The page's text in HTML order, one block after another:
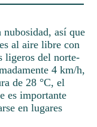
nubosidad, así que
al aire libre con
ligeros del norte-
4 km/h,
de 28 °C, el
es importante
en lugares